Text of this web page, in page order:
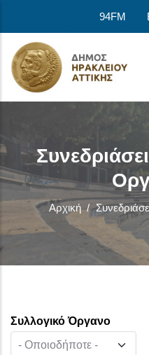
94FM
Αρχική /
Συλλογικό Όργανο